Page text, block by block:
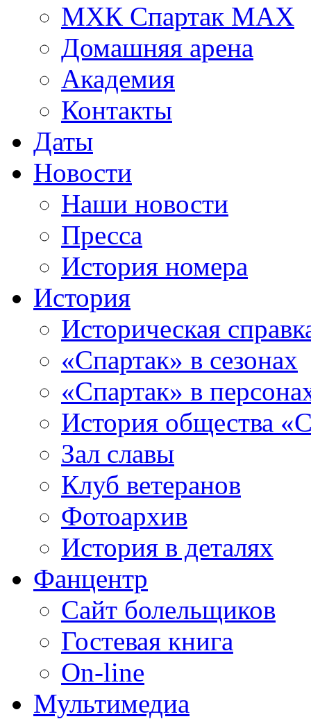
МХК Спартак МАХ
Домашняя арена
Академия
Контакты
Даты
Новости
Наши новости
Пресса
История номера
История
Историческая
«Спартак» в сезонах
«Спартак» в
История общества
Зал славы
Клуб ветеранов
Фотоархив
История в деталях
Фанцентр
Сайт болельщиков
Гостевая книга
On-line
Мультимедиа